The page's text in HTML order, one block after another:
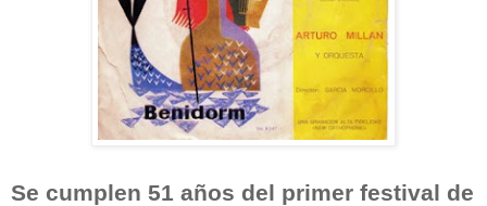
Se cumplen 51 años del primer festival de